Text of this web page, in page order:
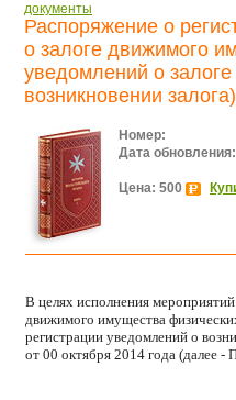
документы
Распоряжение о
о залоге движимого
уведомлений о
возникновении
Номер:
Дата обновления:
Цена: 500
В целях исполнения
движимого имущества
регистрации уведомлений о
от 00 октября 2014 года (далее -